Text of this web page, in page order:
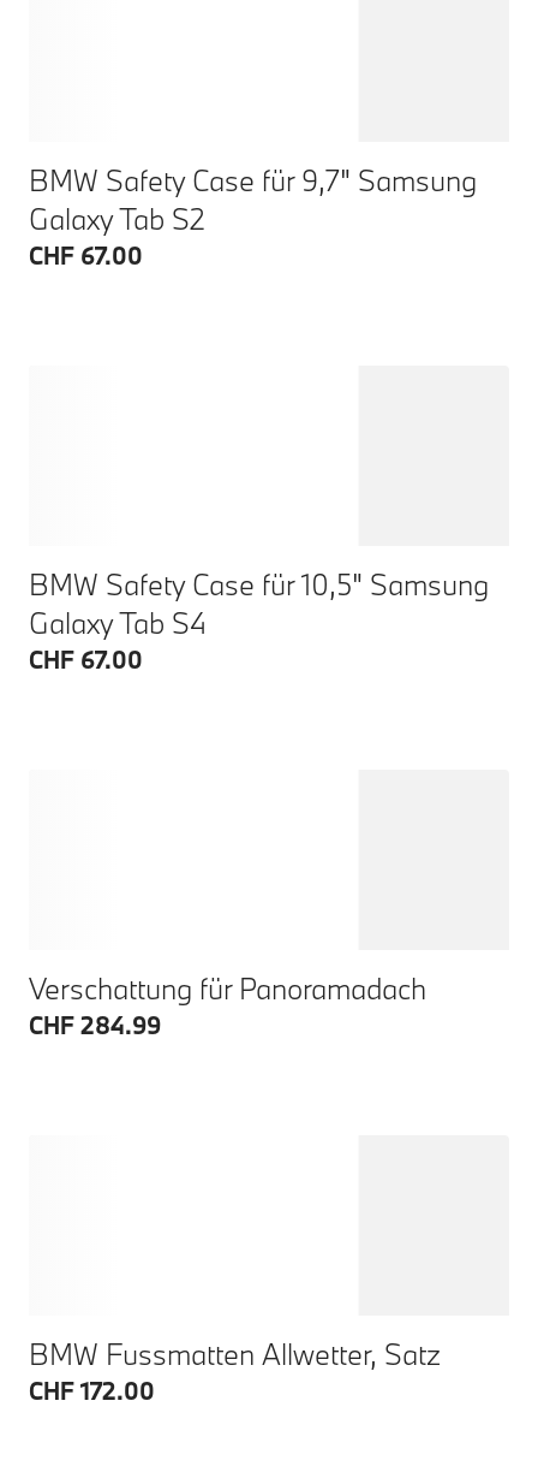
BMW Safety Case für 9,7" Samsung
Galaxy Tab S2
CHF 67.00
BMW Safety Case für 10,5" Samsung
Galaxy Tab S4
CHF 67.00
Verschattung für Panoramadach
CHF 284.99
BMW Fussmatten Allwetter, Satz
CHF 172.00